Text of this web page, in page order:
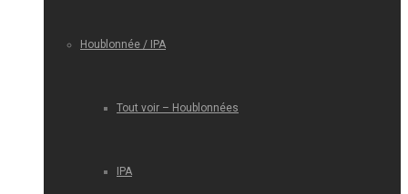
Houblonnée / IPA
Tout voir – Houblonnées
IPA